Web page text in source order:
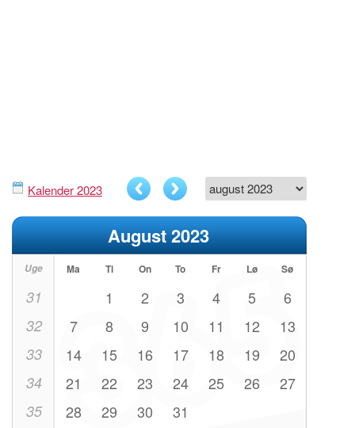
Kalender 2023
August 2023
Uge Ma Ti On To Fr Lø Sø
31 1 2 3 4 5 6
32 7 8 9 10 11 12 13
33 14 15 16 17 18 19 20
34 21 22 23 24 25 26 27
35 28 29 30 31